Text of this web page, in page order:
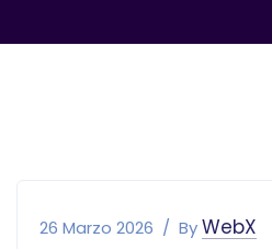
26 Marzo 2026 ByWebX